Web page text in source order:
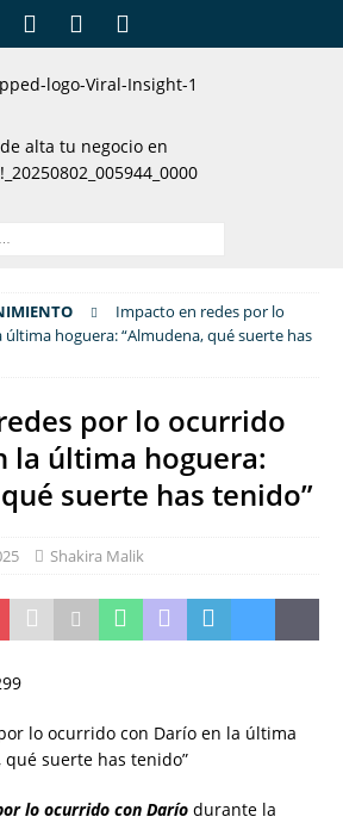
Impacto en redes por lo
hoguera: “Almudena, qué suerte has
por lo ocurrido
la última hoguera:
suerte has tenido”
Shakira Malik
lo ocurrido con Darío durante la